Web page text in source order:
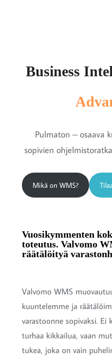
Business
Pulmaton – osaava
sopivien
Mikä on WMS?
Vuosikymmenten
toteutus. Valvomo
räätälöityä
Valvomo WMS
kuuntelemme ja
varastoonne sopivaksi. Ei
turhaa kikkailua, vaan
tukea, joka on vain